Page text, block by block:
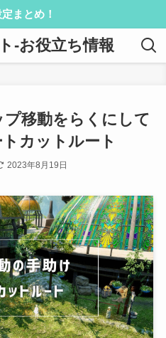
まとめ！
-お役立ち情報
プ移動をらくにして
カットルート
2023年8月19日